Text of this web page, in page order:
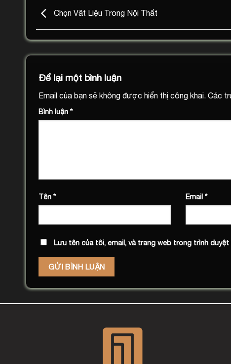
Chọn Vât Liệu Trong Nội Thất
Để lại một bình luận
Email của bạn sẽ không được hiển thị công khai. Các
Bình luận *
Tên * Email *
Lưu tên của tôi, email, và trang web trong trình